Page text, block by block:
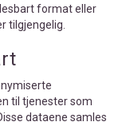
format eller
tilgjengelig.
til tjenester som
dataene samles